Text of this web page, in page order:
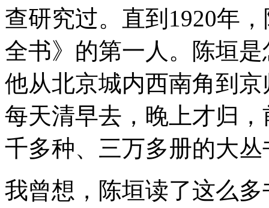
查研究过。直到1920年
全书》的第一人。陈垣
他从北京城内西南角到
每天清早去，晚上才归
千多种、三万多册的大
我曾想，陈垣读了这么